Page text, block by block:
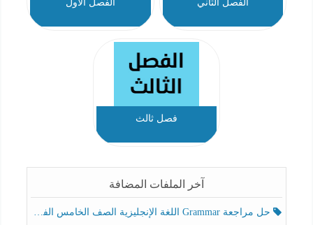
الفصل الثاني الفصل الاول
فصل ثالث
آخر الملفات المضافة
حل مراجعة Grammar اللغة الإنجليزية الصف الخامس الفصل الثالث